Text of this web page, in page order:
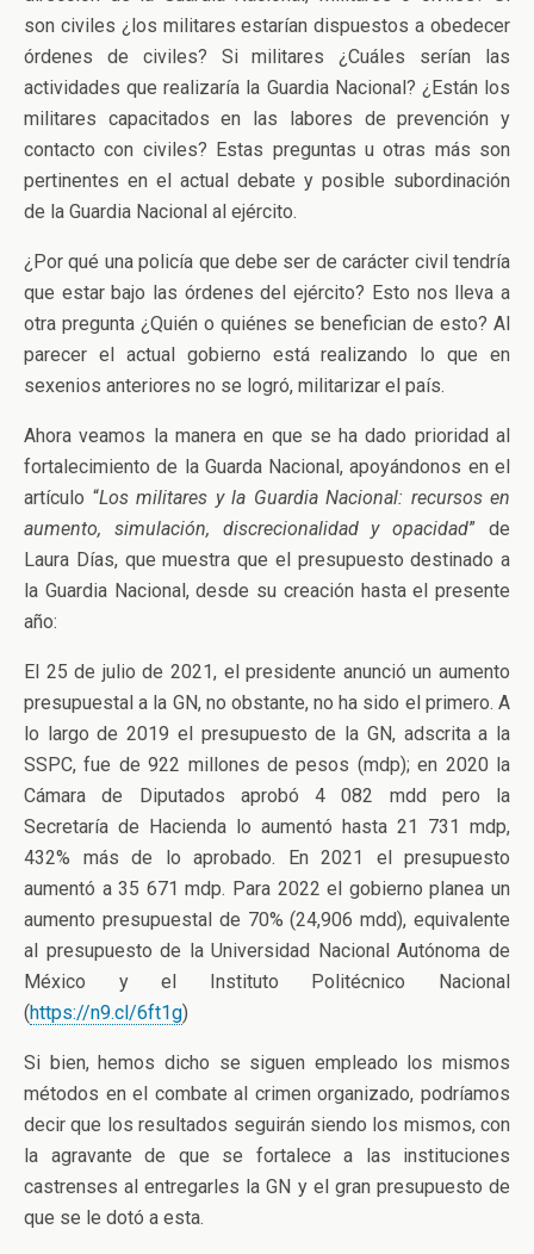
son civiles ¿los militares estarían dispuestos a obedecer
órdenes de civiles? Si militares ¿Cuáles serían las
actividades que realizaría la Guardia Nacional? ¿Están los
militares capacitados en las labores de prevención y
contacto con civiles? Estas preguntas u otras más son
pertinentes en el actual debate y posible subordinación
de la Guardia Nacional al ejército.
¿Por qué una policía que debe ser de carácter civil tendría
que estar bajo las órdenes del ejército? Esto nos lleva a
otra pregunta ¿Quién o quiénes se benefician de esto? Al
parecer el actual gobierno está realizando lo que en
sexenios anteriores no se logró, militarizar el país.
Ahora veamos la manera en que se ha dado prioridad al
fortalecimiento de la Guarda Nacional, apoyándonos en el
artículo “Los militares y la Guardia Nacional: recursos en
aumento, simulación, discrecionalidad y opacidad” de
Laura Días, que muestra que el presupuesto destinado a
la Guardia Nacional, desde su creación hasta el presente
año:
El 25 de julio de 2021, el presidente anunció un aumento
presupuestal a la GN, no obstante, no ha sido el primero. A
lo largo de 2019 el presupuesto de la GN, adscrita a la
SSPC, fue de 922 millones de pesos (mdp); en 2020 la
Cámara de Diputados aprobó 4 082 mdd pero la
Secretaría de Hacienda lo aumentó hasta 21 731 mdp,
432% más de lo aprobado. En 2021 el presupuesto
aumentó a 35 671 mdp. Para 2022 el gobierno planea un
aumento presupuestal de 70% (24,906 mdd), equivalente
al presupuesto de la Universidad Nacional Autónoma de
México y el Instituto Politécnico Nacional
(https://n9.cl/6ft1g)
Si bien, hemos dicho se siguen empleado los mismos
métodos en el combate al crimen organizado, podríamos
decir que los resultados seguirán siendo los mismos, con
la agravante de que se fortalece a las instituciones
castrenses al entregarles la GN y el gran presupuesto de
que se le dotó a esta.